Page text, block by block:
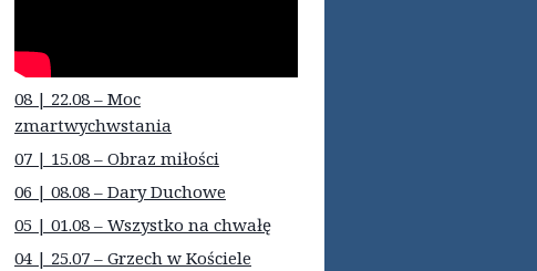
08 | 22.08 – Moc
zmartwychwstania
07 | 15.08 – Obraz miłości
06 | 08.08 – Dary Duchowe
05 | 01.08 – Wszystko na chwałę
04 | 25.07 – Grzech w Kościele